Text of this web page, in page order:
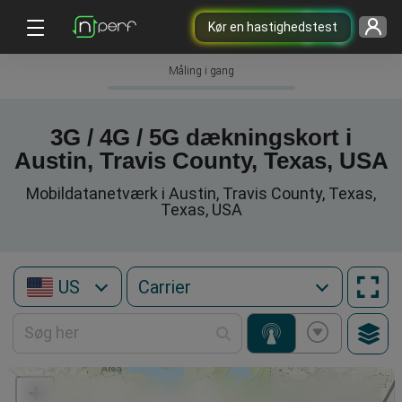
Kør en hastighedstest
Måling i gang
3G / 4G / 5G dækningskort i
Austin, Travis County, Texas, USA
Mobildatanetværk i Austin, Travis County, Texas,
Texas, USA
US